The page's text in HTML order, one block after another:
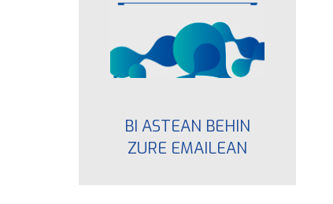
BI ASTEAN BEHIN
ZURE EMAILEAN